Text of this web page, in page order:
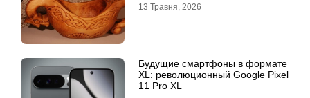
13 Травня, 2026
Будущие смартфоны в формате
XL: революционный Google Pixel
11 Pro XL